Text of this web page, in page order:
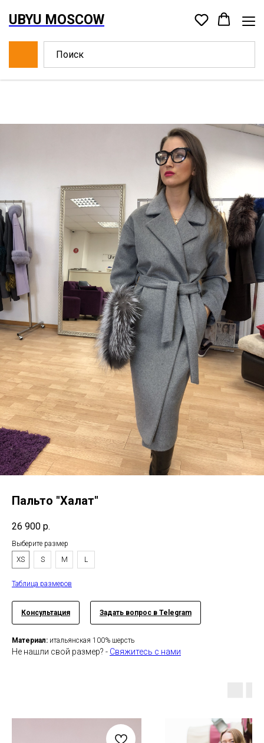
UBYU MOSCOW
Пальто "Халат"
26 900 р.
Выберите размер
XS
S M L
Таблица размеров
Консультация Задать вопрос в Telegram
Материал: итальянская 100% шерсть
Не нашли свой размер? - Свяжитесь с нами